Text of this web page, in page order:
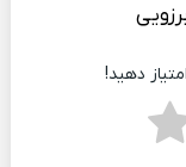
دهید!